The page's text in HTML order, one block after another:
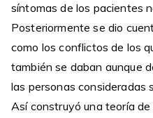
síntomas de los pacientes
Posteriormente se dio
como los conflictos de los
también se daban aunque
las personas consideradas
Así construyó una teoría